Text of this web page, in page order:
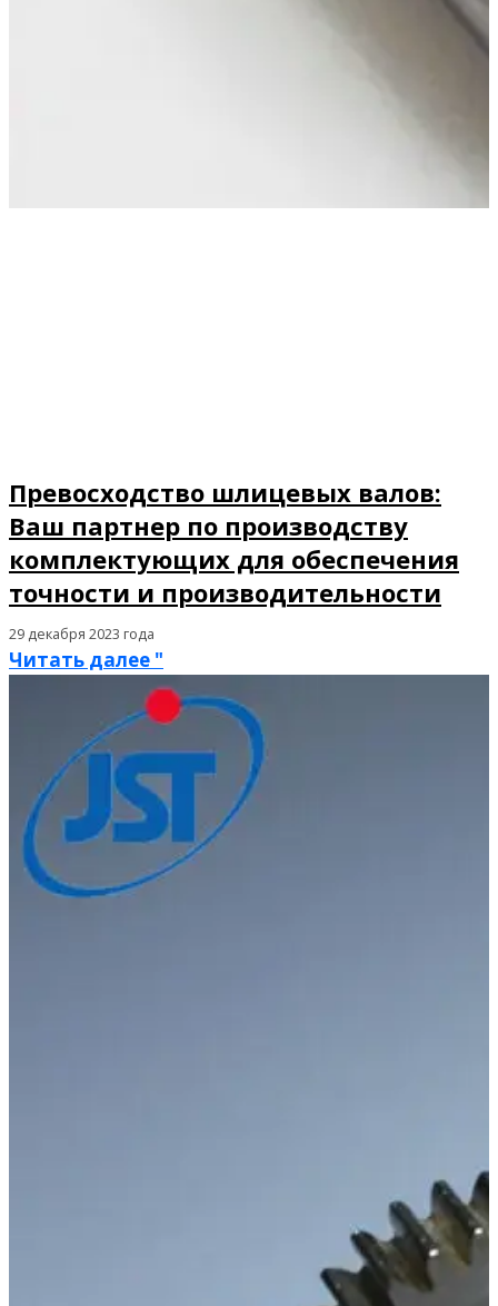
Превосходство шлицевых валов:
Ваш партнер по производству
комплектующих для обеспечения
точности и производительности
29 декабря 2023 года
Читать далее "